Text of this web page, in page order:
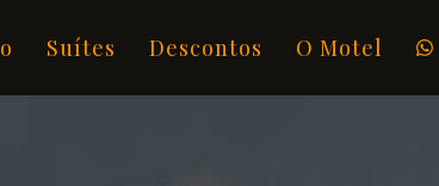
Suítes Descontos O Motel